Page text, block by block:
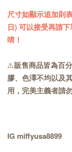
尺寸如顯示追加則
日) 可以接受再請
唷！
⚠️販售商品皆為百
膠、色澤不均以及
用，完美主義者請
IG miffyusa8899